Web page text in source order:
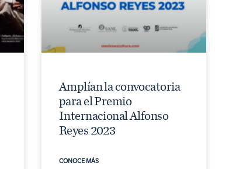
Amplían la convocatoria
para el Premio
Internacional Alfonso
Reyes 2023
CONOCE MÁS